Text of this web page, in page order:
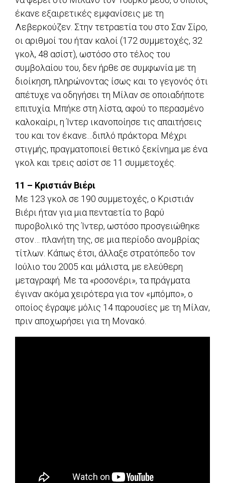
έκανε εξαιρετικές εμφανίσεις με τη
Λεβερκούζεν. Στην τετραετία του στο Σαν Σίρο,
οι αριθμοί του ήταν καλοί (172 συμμετοχές, 32
γκολ, 48 ασίστ), ωστόσο στο τέλος του
συμβολαίου του, δεν ήρθε σε συμφωνία με τη
διοίκηση, πληρώνοντας ίσως και το γεγονός ότι
απέτυχε να οδηγήσει τη Μίλαν σε οποιαδήποτε
επιτυχία. Μπήκε στη λίστα, αφού το περασμένο
καλοκαίρι, η Ίντερ ικανοποίησε τις απαιτήσεις
του και τον έκανε…διπλό πράκτορα. Μέχρι
στιγμής, πραγματοποιεί θετικό ξεκίνημα με ένα
γκολ και τρεις ασίστ σε 11 συμμετοχές.
11 – Κριστιάν Βιέρι
Με 123 γκολ σε 190 συμμετοχές, ο Κριστιάν
Βιέρι ήταν για μια πενταετία το βαρύ
πυροβολικό της Ίντερ, ωστόσο προσγειώθηκε
στον… πλανήτη της, σε μια περίοδο ανομβρίας
τίτλων. Κάπως έτσι, άλλαξε στρατόπεδο τον
Ιούλιο του 2005 και μάλιστα, με ελεύθερη
μεταγραφή. Με τα «ροσονέρι», τα πράγματα
έγιναν ακόμα χειρότερα για τον «μπόμπο», ο
οποίος έγραψε μόλις 14 παρουσίες με τη Μίλαν,
πριν αποχωρήσει για τη Μονακό.